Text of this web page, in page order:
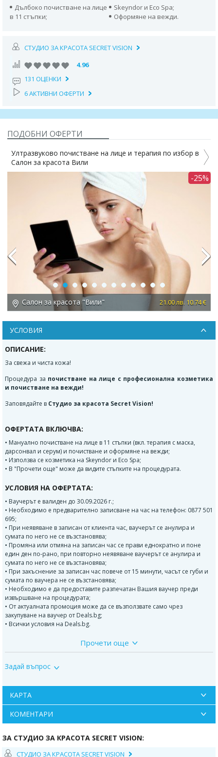
Дълбоко почистване на лице
в 11 стъпки;
Skeyndor и Еco Spa;
Оформяне на вежди.
СТУДИО ЗА КРАСОТА SECRET VISION
4.96
131 ОЦЕНКИ
6 АКТИВНИ ОФЕРТИ
ПОДОБНИ ОФЕРТИ
Ултразвуково почистване на лице и терапия по избор в
Салон за красота Вили
-25%
Салон за красота "Вили" 21.00 лв. 10.74 €
Previous Next
УСЛОВИЯ
ОПИСАНИЕ:
За свежа и чиста кожа!
Процедура за почистване на лице с професионална козметика
и почистване на вежди!
Заповядайте в Студио за красота Secret Vision!
ОФЕРТАТА ВКЛЮЧВА:
• Мануално почистване на лице в 11 стъпки (вкл. терапия с маска,
дарсонвал и серум) и почистване и оформяне на вежди;
• Използва се козметика на Skeyndor и Еco Spa;
• В "Прочети още" може да видите стъпките на процедурата.
УСЛОВИЯ НА ОФЕРТАТА:
• Ваучерът е валиден до 30.09.2026 г.;
• Необходимо е предварително записване на час на телефон: 0877 501
695;
• При неявяване в записан от клиента час, ваучерът се анулира и
сумата по него не се възстановява;
• Промяна или отмяна на записан час се прави еднократно и поне
един ден по-рано, при повторно неявяване ваучерът се анулира и
сумата по него не се възстановява;
• При закъснение за записан час повече от 15 минути, часът се губи и
сумата по ваучера не се възстановява;
• Необходимо е да предоставите разпечатан Вашия ваучер преди
извършване на процедурата;
• От актуалната промоция може да се възползвате само чрез
закупуване на ваучер от Deals.bg;
• Всички условия на Deals.bg.
Стъпки на процедурата:
4. Нанасяне омекотител за комедони;
5. Почистване с комедонов квечер ръчно - без следи, белези, рани;
6. Дезинфекция на лицето;
7. Нанасяне на успокояваща пудра;
Прочети още
Задай въпрос
КАРТА
КОМЕНТАРИ
ЗА СТУДИО ЗА КРАСОТА SECRET VISION:
СТУДИО ЗА КРАСОТА SECRET VISION